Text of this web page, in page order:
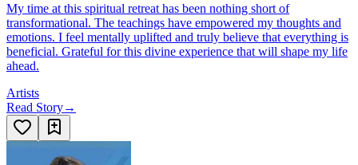
My time at this spiritual retreat has been nothing short of
transformational. The teachings have empowered my thoughts and
emotions. I feel mentally uplifted and truly believe that everything is
beneficial. Grateful for this divine experience that will shape my life
ahead.
Artists
Read Story→